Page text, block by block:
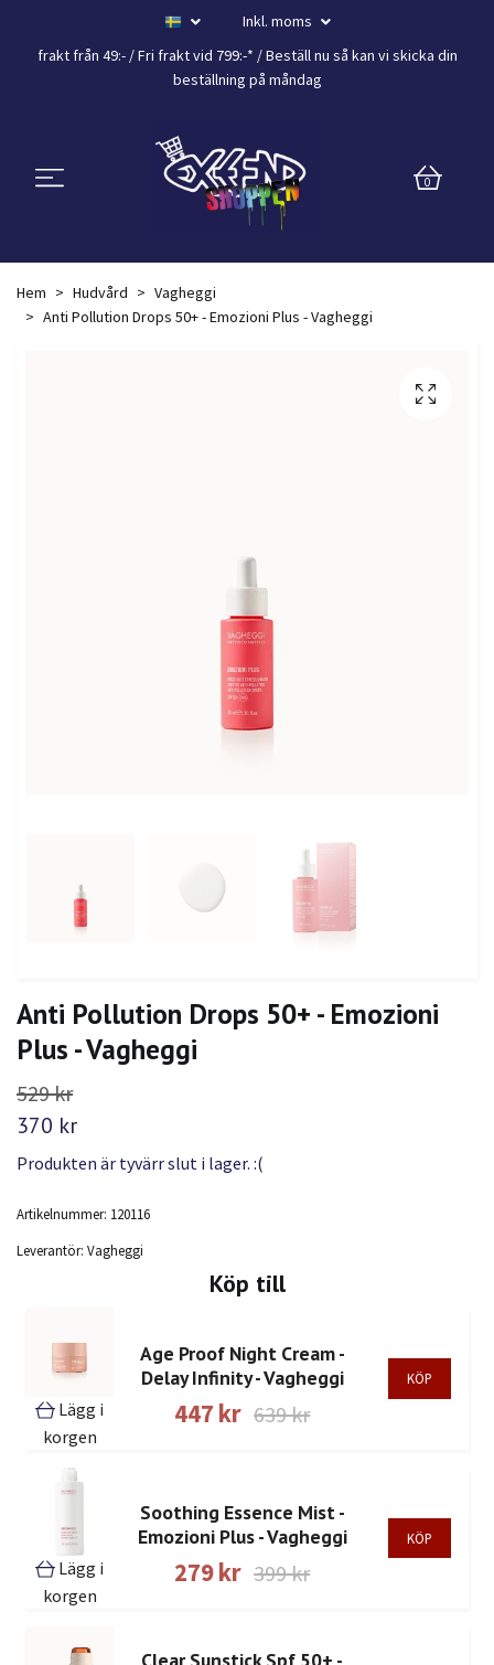
Inkl. moms
frakt från 49:- /Fri frakt vid 799:-* / Beställ nu så kan vi skicka din
beställning på måndag
0
Hem Hudvård
Vagheggi
Anti Pollution Drops 50+ - Emozioni Plus - Vagheggi
Anti Pollution Drops 50+ - Emozioni
Plus - Vagheggi
529 kr
370 kr
Produkten är tyvärr slut i lager. :(
Artikelnummer: 120116
Leverantör: Vagheggi
Köp till
Lägg i
korgen
Age Proof Night Cream -
Delay Infinity - Vagheggi
447 kr 639 kr
Lägg i
korgen
Soothing Essence Mist -
Emozioni Plus - Vagheggi
279 kr 399 kr
Clear Sunstick Spf 50+ -